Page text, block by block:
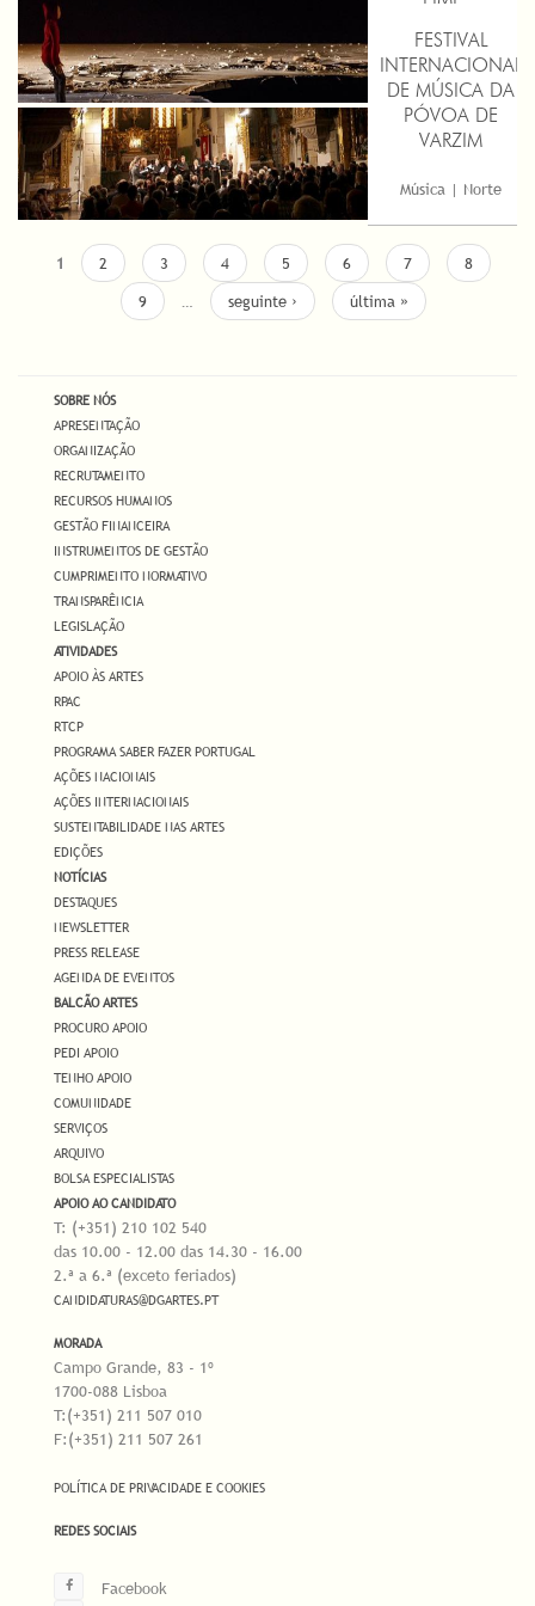
Marionetas |
Porto
FESTIVAL
INTERNACIONAL
DE MÚSICA DA
PÓVOA DE
VARZIM
Música | Norte
PÁGINAS
1 2 3 4 5 6 7
8
9
… seguinte › última »
SOBRE NÓS
APRESENTAÇÃO
ORGANIZAÇÃO
RECRUTAMENTO
RECURSOS HUMANOS
GESTÃO FINANCEIRA
INSTRUMENTOS DE GESTÃO
CUMPRIMENTO NORMATIVO
TRANSPARÊNCIA
LEGISLAÇÃO
ATIVIDADES
APOIO ÀS ARTES
RPAC
RTCP
PROGRAMA SABER FAZER PORTUGAL
AÇÕES NACIONAIS
AÇÕES INTERNACIONAIS
SUSTENTABILIDADE NAS ARTES
EDIÇÕES
NOTÍCIAS
DESTAQUES
NEWSLETTER
PRESS RELEASE
AGENDA DE EVENTOS
BALCÃO ARTES
PROCURO APOIO
PEDI APOIO
TENHO APOIO
COMUNIDADE
SERVIÇOS
ARQUIVO
BOLSA ESPECIALISTAS
APOIO AO CANDIDATO
T: (+351) 210 102 540
das 10.00 - 12.00 das 14.30 - 16.00
2.ª a 6.ª (exceto feriados)
CANDIDATURAS@DGARTES.PT
MORADA
Campo Grande, 83 - 1º
1700-088 Lisboa
T:(+351) 211 507 010
F:(+351) 211 507 261
POLÍTICA DE PRIVACIDADE E COOKIES
REDES SOCIAIS
Facebook